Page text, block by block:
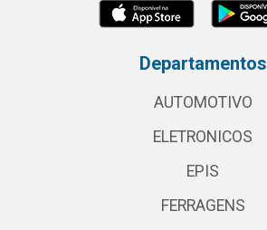
Departamentos
AUTOMOTIVO
ELETRONICOS
EPIS
FERRAGENS